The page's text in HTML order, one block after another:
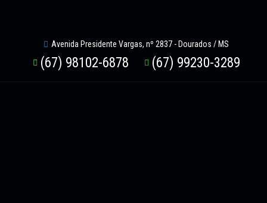
Avenida Presidente Vargas, nº 2837 - Dourados / MS
(67) 98102-6878 (67) 99230-3289